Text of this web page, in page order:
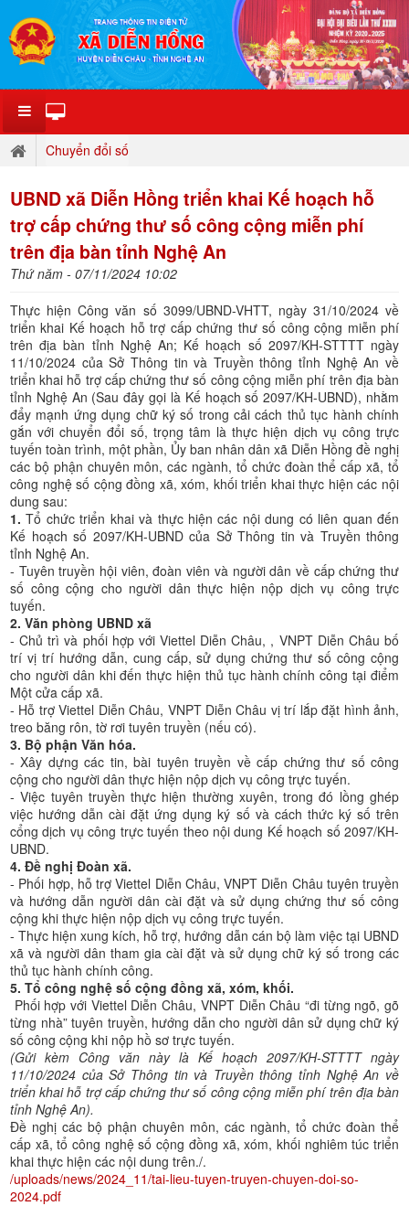
Chuyển đổi số
UBND xã Diễn Hồng triển khai Kế hoạch hỗ
trợ cấp chứng thư số công cộng miễn phí
trên địa bàn tỉnh Nghệ An
Thứ năm - 07/11/2024 10:02
Thực hiện Công văn số 3099/UBND-VHTT, ngày 31/10/2024 về
triển khai Kế hoạch hỗ trợ cấp chứng thư số công cộng miễn phí
trên địa bàn tỉnh Nghệ An; Kế hoạch số 2097/KH-STTTT ngày
11/10/2024 của Sở Thông tin và Truyền thông tỉnh Nghệ An về
triển khai hỗ trợ cấp chứng thư số công cộng miễn phí trên địa bàn
tỉnh Nghệ An (Sau đây gọi là Kế hoạch số 2097/KH-UBND), nhằm
đẩy mạnh ứng dụng chữ ký số trong cải cách thủ tục hành chính
gắn với chuyển đổi số, trọng tâm là thực hiện dịch vụ công trực
tuyến toàn trình, một phần, Ủy ban nhân dân xã Diễn Hồng đề nghị
các bộ phận chuyên môn, các ngành, tổ chức đoàn thể cấp xã, tổ
công nghệ số cộng đồng xã, xóm, khối triển khai thực hiện các nội
dung sau:
1.Tổ chức triển khai và thực hiện các nội dung có liên quan đến
Kế hoạch số 2097/KH-UBND của Sở Thông tin và Truyền thông
tỉnh Nghệ An.
- Tuyên truyền hội viên, đoàn viên và người dân về cấp chứng thư
số công cộng cho người dân thực hiện nộp dịch vụ công trực
tuyến.
2. Văn phòng UBND xã
- Chủ trì và phối hợp với Viettel Diễn Châu, , VNPT Diễn Châu bố
trí vị trí hướng dẫn, cung cấp, sử dụng chứng thư số công cộng
cho người dân khi đến thực hiện thủ tục hành chính công tại điểm
Một cửa cấp xã.
- Hỗ trợ Viettel Diễn Châu, VNPT Diễn Châu vị trí lắp đặt hình ảnh,
treo băng rôn, tờ rơi tuyên truyền (nếu có).
3. Bộ phận Văn hóa.
- Xây dựng các tin, bài tuyên truyền về cấp chứng thư số công
cộng cho người dân thực hiện nộp dịch vụ công trực tuyến.
- Việc tuyên truyền thực hiện thường xuyên, trong đó lồng ghép
việc hướng dẫn cài đặt ứng dụng ký số và cách thức ký số trên
cổng dịch vụ công trực tuyến theo nội dung Kế hoạch số 2097/KH-
UBND.
4. Đề nghị Đoàn xã.
- Phối hợp, hỗ trợ Viettel Diễn Châu, VNPT Diễn Châu tuyên truyền
và hướng dẫn người dân cài đặt và sử dụng chứng thư số công
cộng khi thực hiện nộp dịch vụ công trực tuyến.
- Thực hiện xung kích, hỗ trợ, hướng dẫn cán bộ làm việc tại UBND
xã và người dân tham gia cài đặt và sử dụng chữ ký số trong các
thủ tục hành chính công.
5. Tổ công nghệ số cộng đồng xã, xóm, khối.
Phối hợp với Viettel Diễn Châu, VNPT Diễn Châu “đi từng ngõ, gõ
từng nhà” tuyên truyền, hướng dẫn cho người dân sử dụng chữ ký
số công cộng khi nộp hồ sơ trực tuyến.
(Gửi kèm Công văn này là Kế hoạch 2097/KH-STTTT ngày
11/10/2024 của Sở Thông tin và Truyền thông tỉnh Nghệ An về
triển khai hỗ trợ cấp chứng thư số công cộng miễn phí trên địa bàn
tỉnh Nghệ An).
Đề nghị các bộ phận chuyên môn, các ngành, tổ chức đoàn thể
cấp xã, tổ công nghệ số cộng đồng xã, xóm, khối nghiêm túc triển
khai thực hiện các nội dung trên./.
/uploads/news/2024_11/tai-lieu-tuyen-truyen-chuyen-doi-so-
2024.pdf